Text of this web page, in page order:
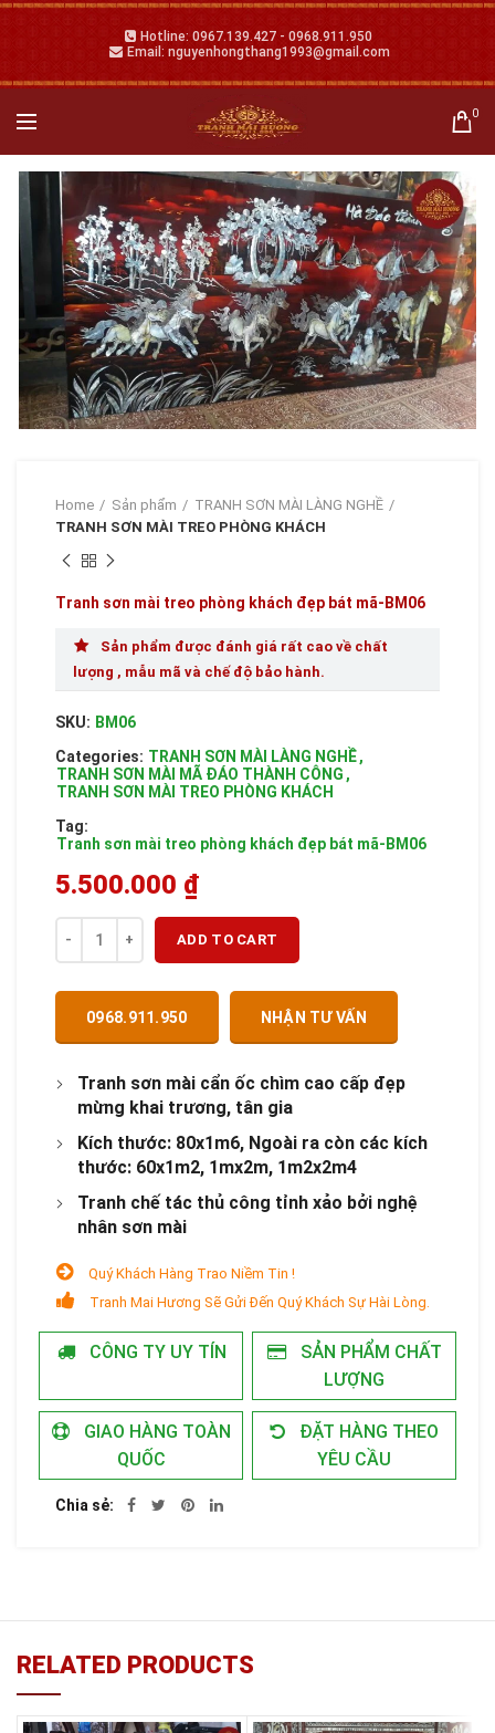
Hotline: 0967.139.427 - 0968.911.950
Email: nguyenhongthang1993@gmail.com
0
Home Sản phẩm
TRANH SƠN MÀI LÀNG NGHỀ
TRANH SƠN MÀI TREO PHÒNG KHÁCH
Tranh sơn mài treo phòng khách đẹp bát mã-BM06
Sản phẩm được đánh giá rất cao về chất
lượng , mẫu mã và chế độ bảo hành.
SKU: BM06
Categories: TRANH SƠN MÀI LÀNG NGHỀ,
TRANH SƠN MÀI MÃ ĐÁO THÀNH CÔNG ,
TRANH SƠN MÀI TREO PHÒNG KHÁCH
Tag:
Tranh sơn mài treo phòng khách đẹp bát mã-BM06
5.500.000 ₫
ADD TO CART
0968.911.950 NHẬN TƯ VẤN
Tranh sơn mài cẩn ốc chìm cao cấp đẹp
mừng khai trương, tân gia
Kích thước: 80x1m6, Ngoài ra còn các kích
thước: 60x1m2, 1mx2m, 1m2x2m4
Tranh chế tác thủ công tỉnh xảo bởi nghệ
nhân sơn mài
Quý Khách Hàng Trao Niềm Tin !
Tranh Mai Hương Sẽ Gửi Đến Quý Khách Sự Hài Lòng.
CÔNG TY UY TÍN
SẢN PHẨM CHẤT
LƯỢNG
GIAO HÀNG TOÀN
QUỐC
ĐẶT HÀNG THEO
YÊU CẦU
Chia sẻ
RELATED PRODUCTS